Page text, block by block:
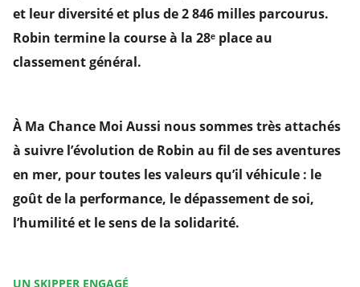
et leur diversité et plus de 2 846 milles parcourus.
Robin termine la course à la 28ᵉ place au
classement général.
À Ma Chance Moi Aussi nous sommes très attachés
à suivre l’évolution de Robin au fil de ses aventures
en mer, pour toutes les valeurs qu’il véhicule : le
goût de la performance, le dépassement de soi,
l’humilité et le sens de la solidarité.
UN SKIPPER ENGAGÉ